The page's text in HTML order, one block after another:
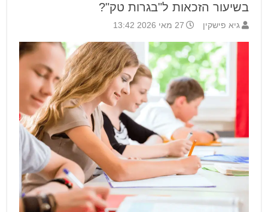
בשיעור הזכאות ל"בגרות טק"?
גיא פישקין 27 מאי 2026 13:42